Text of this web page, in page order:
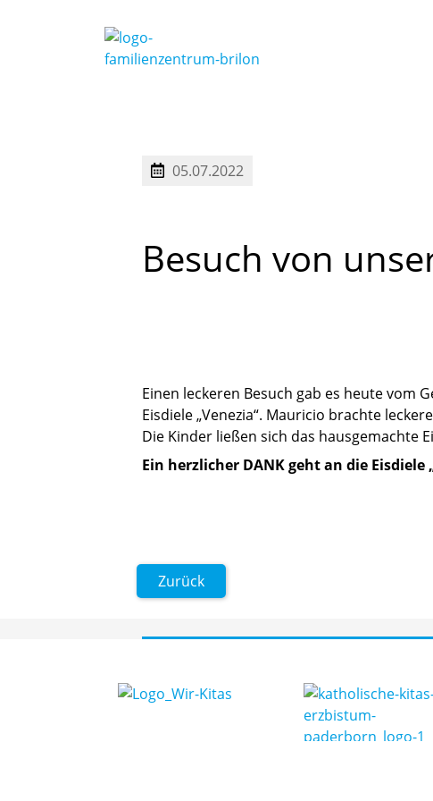
05.07.2022
Besuch von
Einen leckeren Besuch gab es heute vom
Eisdiele „Venezia“. Mauricio brachte
Die Kinder ließen sich das hausgemachte
Ein herzlicher DANK geht an die
Zurück